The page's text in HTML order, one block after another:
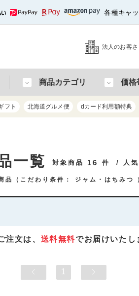
各種キャ
法人のお客さ
商品カテゴリ 価格
フト 北海道グルメ便 dカード利用額特典
一覧 対象商品 16 件 / 人気
品（こだわり条件： ジャム・はちみつ
注文は、 送料無料でお届けいたし
1